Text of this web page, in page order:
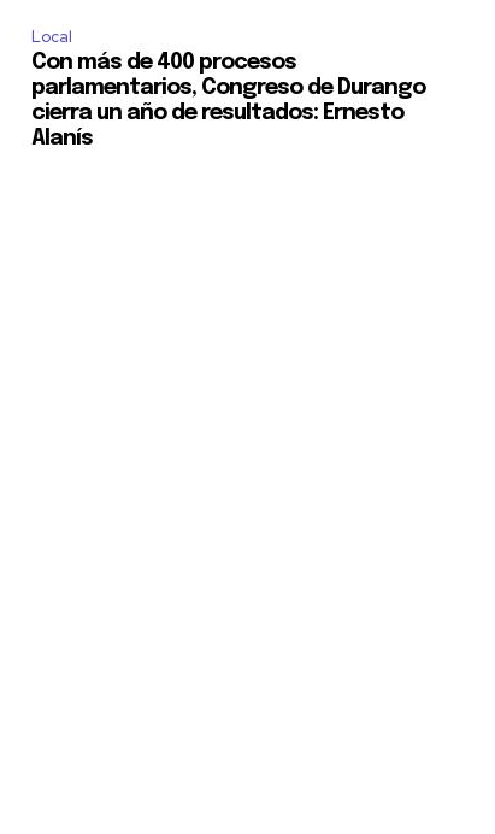
Local
Con más de 400 procesos
parlamentarios, Congreso de Durango
cierra un año de resultados: Ernesto
Alanís